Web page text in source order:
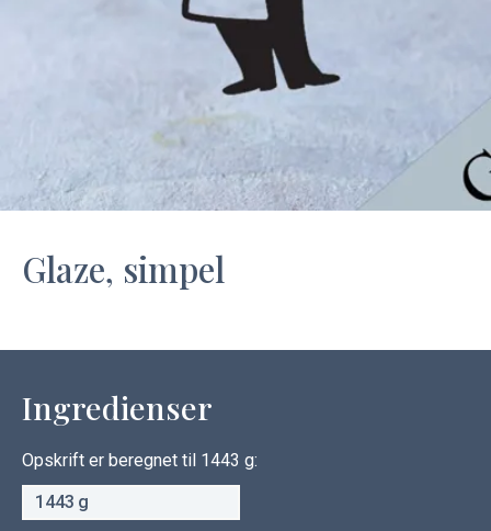
Glaze, simpel
Ingredienser
Opskrift er beregnet til 1443 g:
g
Vaffelexpressen
Waffle